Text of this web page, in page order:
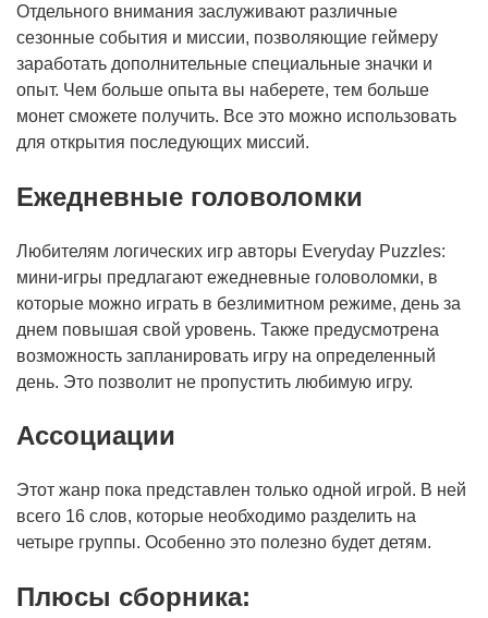
​Отдельного внимания заслуживают различные
сезонные события и миссии, позволяющие геймеру
заработать дополнительные специальные значки и
опыт. Чем больше опыта вы наберете, тем больше
монет сможете получить. Все это можно использовать
для открытия последующих миссий.
Ежедневные головоломки
Любителям логических игр авторы Everyday Puzzles:
мини-игры предлагают ежедневные головоломки, в
которые можно играть в безлимитном режиме, день за
днем повышая свой уровень. Также предусмотрена
возможность запланировать игру на определенный
день. Это позволит не пропустить любимую игру.
Ассоциации
Этот жанр пока представлен только одной игрой. В ней
всего 16 слов, которые необходимо разделить на
четыре группы. Особенно это полезно будет детям.
Плюсы сборника: